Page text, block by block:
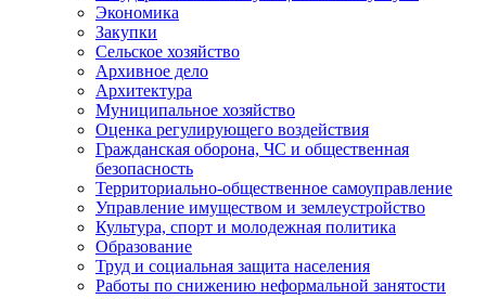
Экономика
Закупки
Сельское хозяйство
Архивное дело
Архитектура
Муниципальное хозяйство
Оценка регулирующего воздействия
Гражданская оборона, ЧС и общественная
безопасность
Территориально-общественное самоуправление
Управление имуществом и землеустройство
Культура, спорт и молодежная политика
Образование
Труд и социальная защита населения
Работы по снижению неформальной занятости